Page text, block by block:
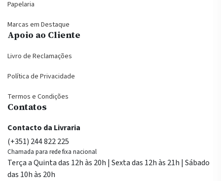
Papelaria
Marcas em Destaque
Apoio ao Cliente
Livro de Reclamações
Política de Privacidade
Termos e Condições
Contatos
Contacto da Livraria
(+351) 244 822 225
Chamada para rede fixa nacional
Terça a Quinta das 12h às 20h | Sexta das 12h às 21h | Sábado
das 10h às 20h